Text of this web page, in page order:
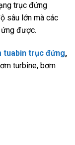
trục đứng
sâu lớn mà các
được.
tuabin trục đứng,
turbine, bơm